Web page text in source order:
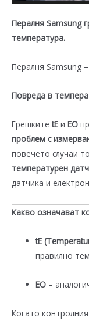
Пералня Samsung
температура.
Пералня Samsung
Повреда в
ГрешкитеtE и EО
проблем с
повечето случаи
температурен
датчика и
Какво означават
tE
правилно
EО –
Когато